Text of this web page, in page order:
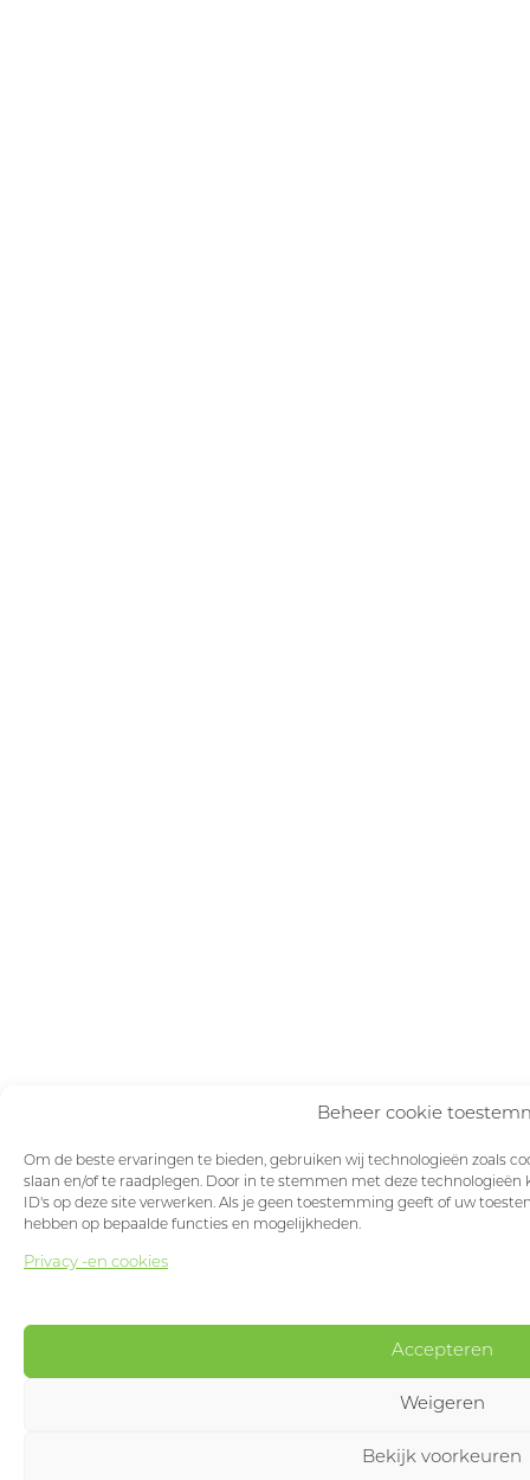
Beheer cookie
Om de beste ervaringen te bieden, gebruiken wij technologieën zoals
slaan en/of te raadplegen. Door in te stemmen met deze technologieën
ID's op deze site verwerken. Als je geen toestemming geeft of uw
hebben op bepaalde functies en mogelijkheden.
Privacy -en cookies
Accepteren
Weigeren
Bekijk voorkeuren